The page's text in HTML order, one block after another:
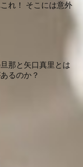
れ！ そこには意外
那と矢口真里とは
るのか？